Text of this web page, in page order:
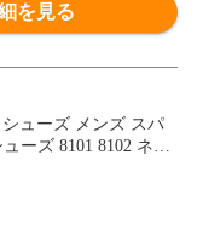
を見る
ューズ メンズ スパ
ーズ 8101 8102 ネオ